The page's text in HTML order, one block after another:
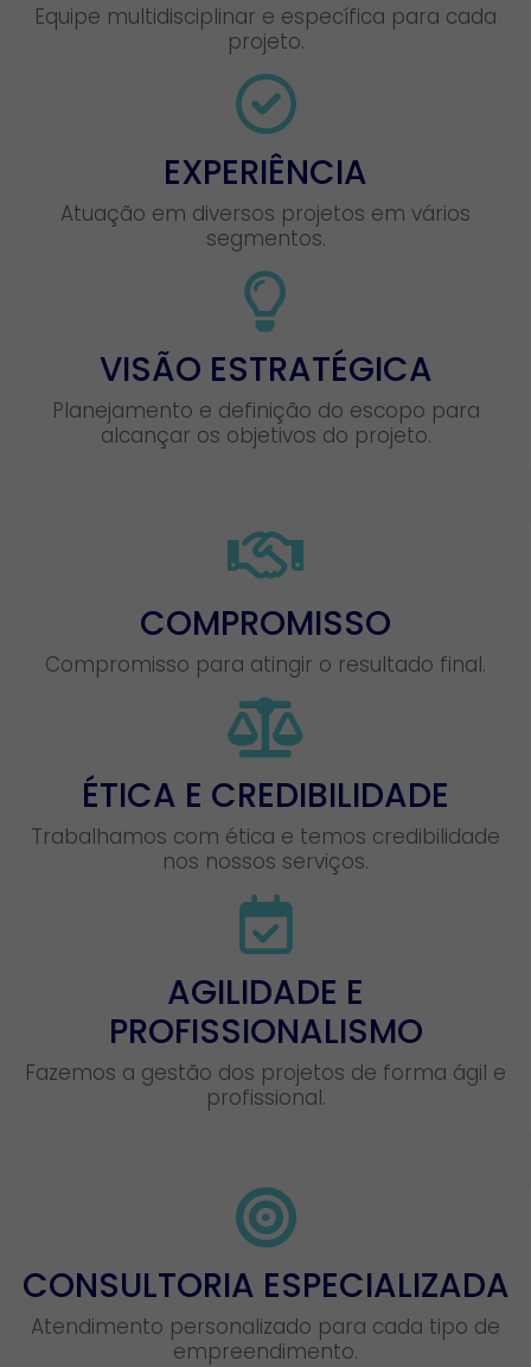
Equipe multidisciplinar e específica para cada
projeto.
EXPERIÊNCIA
Atuação em diversos projetos em vários
segmentos.
VISÃO ESTRATÉGICA
Planejamento e definição do escopo para
alcançar os objetivos do projeto.
COMPROMISSO
Compromisso para atingir o resultado final.
ÉTICA E CREDIBILIDADE
Trabalhamos com ética e temos credibilidade
nos nossos serviços.
AGILIDADE E
PROFISSIONALISMO
Fazemos a gestão dos projetos de forma ágil e
profissional.
CONSULTORIA ESPECIALIZADA
Atendimento personalizado para cada tipo de
empreendimento.